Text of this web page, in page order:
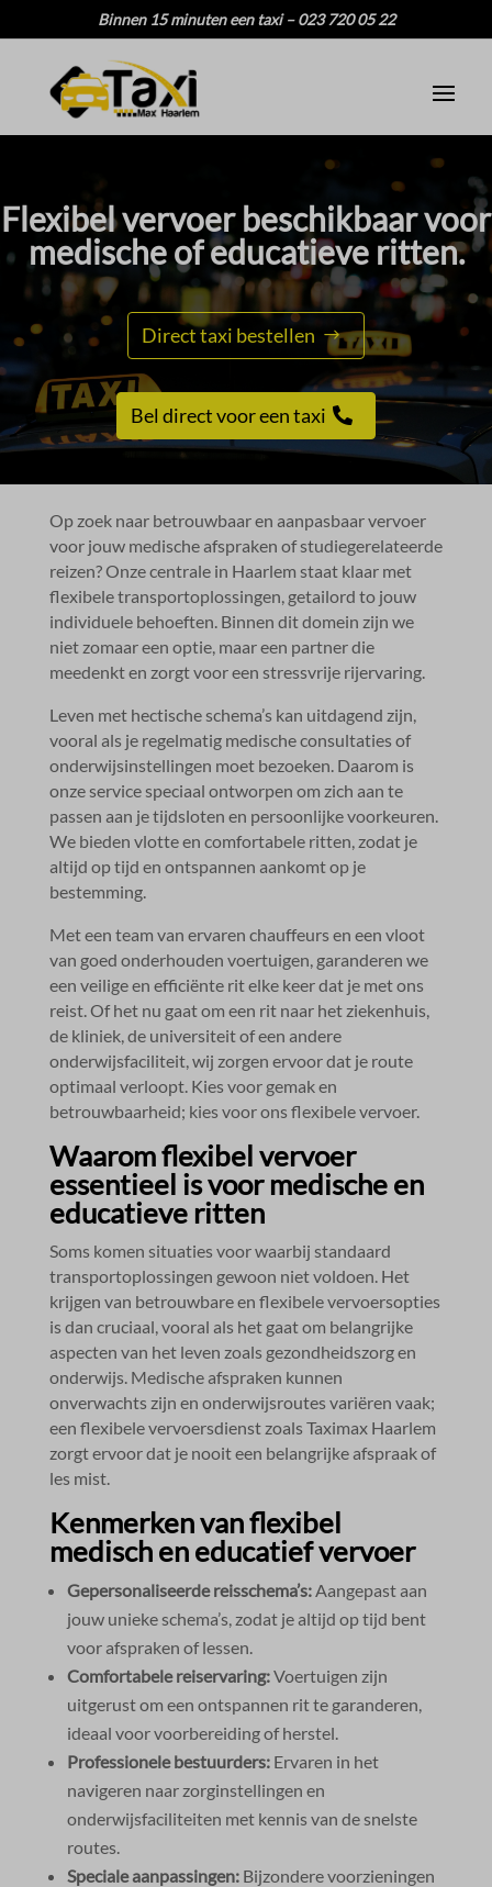
Binnen 15 minuten een taxi – 023 720 05 22
Flexibel vervoer beschikbaar voor
medische of educatieve ritten.​
Direct taxi bestellen
Bel direct voor een taxi
Op zoek naar betrouwbaar en aanpasbaar vervoer
voor jouw medische afspraken of studiegerelateerde
reizen? Onze centrale in Haarlem staat klaar met
flexibele transportoplossingen, getailord to jouw
individuele behoeften.​ Binnen dit domein zijn we
niet zomaar een optie, maar een partner die
meedenkt en zorgt voor een stressvrije rijervaring.​
Leven met hectische schema’s kan uitdagend zijn,
vooral als je regelmatig medische consultaties of
onderwijsinstellingen moet bezoeken.​ Daarom is
onze service speciaal ontworpen om zich aan te
passen aan je tijdsloten en persoonlijke voorkeuren.​
We bieden vlotte en comfortabele ritten, zodat je
altijd op tijd en ontspannen aankomt op je
bestemming.​
Met een team van ervaren chauffeurs en een vloot
van goed onderhouden voertuigen, garanderen we
een veilige en efficiënte rit elke keer dat je met ons
reist.​ Of het nu gaat om een rit naar het ziekenhuis,
de kliniek, de universiteit of een andere
onderwijsfaciliteit, wij zorgen ervoor dat je route
optimaal verloopt.​ Kies voor gemak en
betrouwbaarheid; kies voor ons flexibele vervoer.​
Waarom flexibel vervoer
essentieel is voor medische en
educatieve ritten
Soms komen situaties voor waarbij standaard
transportoplossingen gewoon niet voldoen.​ Het
krijgen van betrouwbare en flexibele vervoersopties
is dan cruciaal, vooral als het gaat om belangrijke
aspecten van het leven zoals gezondheidszorg en
onderwijs.​ Medische afspraken kunnen
onverwachts zijn en onderwijsroutes variëren vaak;
een flexibele vervoersdienst zoals Taximax Haarlem
zorgt ervoor dat je nooit een belangrijke afspraak of
les mist.​
Kenmerken van flexibel
medisch en educatief vervoer
Gepersonaliseerde reisschema’s:Aangepast aan
jouw unieke schema’s, zodat je altijd op tijd bent
voor afspraken of lessen.​
Comfortabele reiservaring:Voertuigen zijn
uitgerust om een ontspannen rit te garanderen,
ideaal voor voorbereiding of herstel.​
Professionele bestuurders:Ervaren in het
navigeren naar zorginstellingen en
onderwijsfaciliteiten met kennis van de snelste
routes.​
Speciale aanpassingen:Bijzondere voorzieningen